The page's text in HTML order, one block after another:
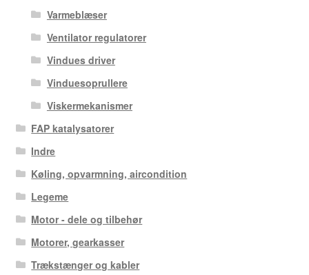
Varmeblæser
Ventilator regulatorer
Vindues driver
Vinduesoprullere
Viskermekanismer
FAP katalysatorer
Indre
Køling, opvarmning, aircondition
Legeme
Motor - dele og tilbehør
Motorer, gearkasser
Trækstænger og kabler